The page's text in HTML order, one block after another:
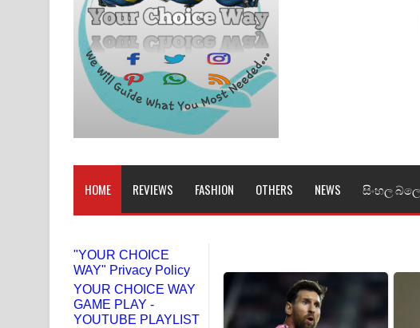
MANAMALA KATHA Song Lyrics - මනමාල කතා ගීතයේ පද පෙළ
Dai Dai Lyrics - Shakira, Burna Boy | 2026 football world cup
Lassana Amma Song Lyrics - ලස්සන අම්මා ගීතයේ පද පෙළ
Gemak Deela Song Lyrics - ගේමක් දීලා ගීතයේ පද පෙළ
Niwuna Numba Hinda Song Lyrics - නිවුනා නුඹ හින්දා ගීතයේ පද
Benthara Palame Song Lyrics - බෙන්තර පාලමේ ගීතයේ පද පෙළ
Sanda Babalena Song Lyrics - සඳ බැබලෙන ගීතයේ පද පෙළ
HOME REVIEWS FASHION OTHERS NEWS සිංහල
"YOUR CHOICE
WAY" Privacy Policy
YOUR CHOICE WAY
GAME PLAY -
YOUTUBE PLAYLIST